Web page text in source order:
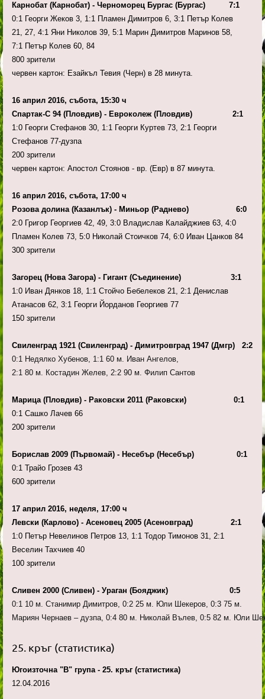
Карнобат (Карнобат) - Черноморец Бургас (Бургас) 7:1
0:1 Георги Жеков 3, 1:1 Пламен Димитров 6, 3:1 Петър Колев
21, 27, 4:1 Яни Николов 39, 5:1 Марин Димитров Маринов 58,
7:1 Петър Колев 60, 84
800 зрители
червен картон: Езайкъл Тевия (Черн) в 28 минута.
16 април 2016, събота, 15:30 ч
Спартак-С 94 (Пловдив) - Евроколеж (Пловдив) 2:1
1:0 Георги Стефанов 30, 1:1 Георги Куртев 73, 2:1 Георги
Стефанов 77-дузпа
200 зрители
червен картон: Апостол Стоянов - вр. (Евр) в 87 минута.
16 април 2016, събота, 17:00 ч
Розова долина (Казанлък) - Миньор (Раднево) 6:0
2:0 Григор Георгиев 42, 49, 3:0 Владислав Калайджиев 63, 4:0
Пламен Колев 73, 5:0 Николай Стоичков 74, 6:0 Иван Цанков 84
300 зрители
Загорец (Нова Загора) - Гигант (Съединение) 3:1
1:0 Иван Дянков 18, 1:1 Стойчо Бебелеков 21, 2:1 Денислав
Атанасов 62, 3:1 Георги Йорданов Георгиев 77
150 зрители
Свиленград 1921 (Свиленград) - Димитровград 1947 (Дмгр) 2:2
0:1 Недялко Хубенов, 1:1 60 м. Иван Ангелов,
2:1 80 м. Костадин Желев, 2:2 90 м. Филип Сантов
Марица (Пловдив) - Раковски 2011 (Раковски) 0:1
0:1 Сашко Лачев 66
200 зрители
Борислав 2009 (Първомай) - Несебър (Несебър) 0:1
0:1 Трайо Грозев 43
600 зрители
17 април 2016, неделя, 17:00 ч
Левски (Карлово) - Асеновец 2005 (Асеновград) 2:1
1:0 Петър Невелинов Петров 13, 1:1 Тодор Тимонов 31, 2:1
Веселин Тахчиев 40
100 зрители
Сливен 2000 (Сливен) - Ураган (Бояджик) 0:5
0:1 10 м. Станимир Димитров, 0:2 25 м. Юли Шекеров, 0:3 75 м.
Мариян Чернаев – дузпа, 0:4 80 м. Николай Вълев, 0:5 82 м. Юли
25. кръг (статистика)
Югоизточна "В" група - 25. кръг (статистика)
12.04.2016